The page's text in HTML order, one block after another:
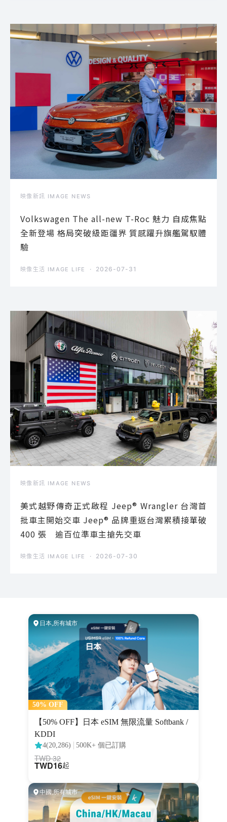
映像新訊 IMAGE NEWS
Volkswagen The all-new T-Roc 魅力 自成焦點
全新登場 格局突破級距疆界 質感躍升旗艦駕馭體
驗
映像生活 IMAGE LIFE 2026-07-31
映像新訊 IMAGE NEWS
美式越野傳奇正式啟程 Jeep® Wrangler 台灣首
批車主開始交車 Jeep® 品牌重返台灣累積接單破
400 張 逾百位準車主搶先交車
映像生活 IMAGE LIFE 2026-07-30